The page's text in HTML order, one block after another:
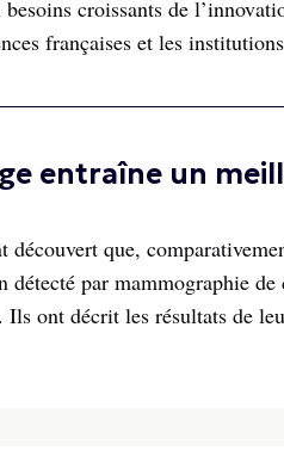
croissants de
françaises et les
entraîne un
découvert que,
détecté par mammographie
Ils ont décrit les résultats de